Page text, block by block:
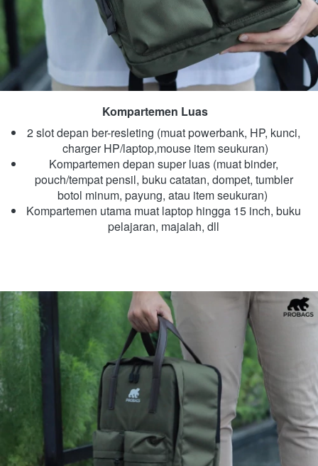
Kompartemen Luas
2 slot depan ber-resleting (muat powerbank, HP, kunci,
charger HP/laptop,mouse item seukuran)
Kompartemen depan super luas (muat binder,
pouch/tempat pensil, buku catatan, dompet, tumbler
botol minum, payung, atau item seukuran)
Kompartemen utama muat laptop hingga 15 inch, buku
pelajaran, majalah, dll